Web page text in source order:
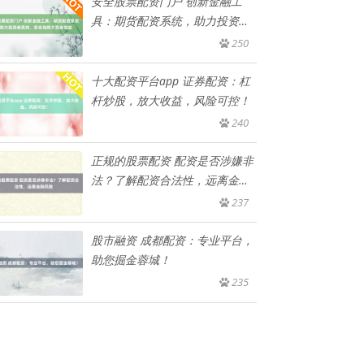
具：期货配资系统，助力投资者
250
十大配资平台app 证券配资：杠
杆炒股，放大收益，风险可控！
240
正规的股票配资 配资是否涉嫌非
法？了解配资合法性，远离金融
237
股市融资 成都配资：专业平台，
助您掘金蓉城！
235